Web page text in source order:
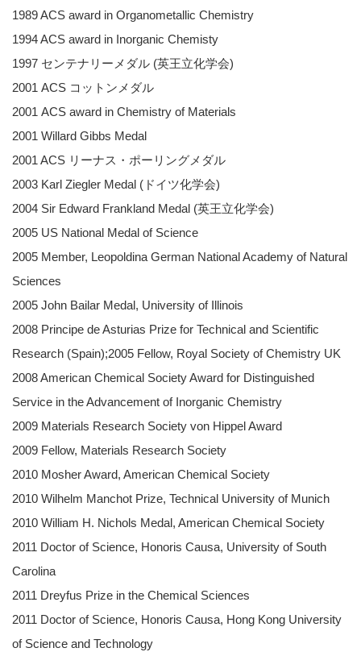
1989 ACS award in Organometallic Chemistry
1994 ACS award in Inorganic Chemisty
1997 センテナリーメダル (英王立化学会)
2001 ACS コットンメダル
2001 ACS award in Chemistry of Materials
2001 Willard Gibbs Medal
2001 ACS リーナス・ポーリングメダル
2003 Karl Ziegler Medal (ドイツ化学会)
2004 Sir Edward Frankland Medal (英王立化学会)
2005 US National Medal of Science
2005 Member, Leopoldina German National Academy of Natural
Sciences
2005 John Bailar Medal, University of Illinois
2008 Principe de Asturias Prize for Technical and Scientific
Research (Spain);2005 Fellow, Royal Society of Chemistry UK
2008 American Chemical Society Award for Distinguished
Service in the Advancement of Inorganic Chemistry
2009 Materials Research Society von Hippel Award
2009 Fellow, Materials Research Society
2010 Mosher Award, American Chemical Society
2010 Wilhelm Manchot Prize, Technical University of Munich
2010 William H. Nichols Medal, American Chemical Society
2011 Doctor of Science, Honoris Causa, University of South
Carolina
2011 Dreyfus Prize in the Chemical Sciences
2011 Doctor of Science, Honoris Causa, Hong Kong University
of Science and Technology